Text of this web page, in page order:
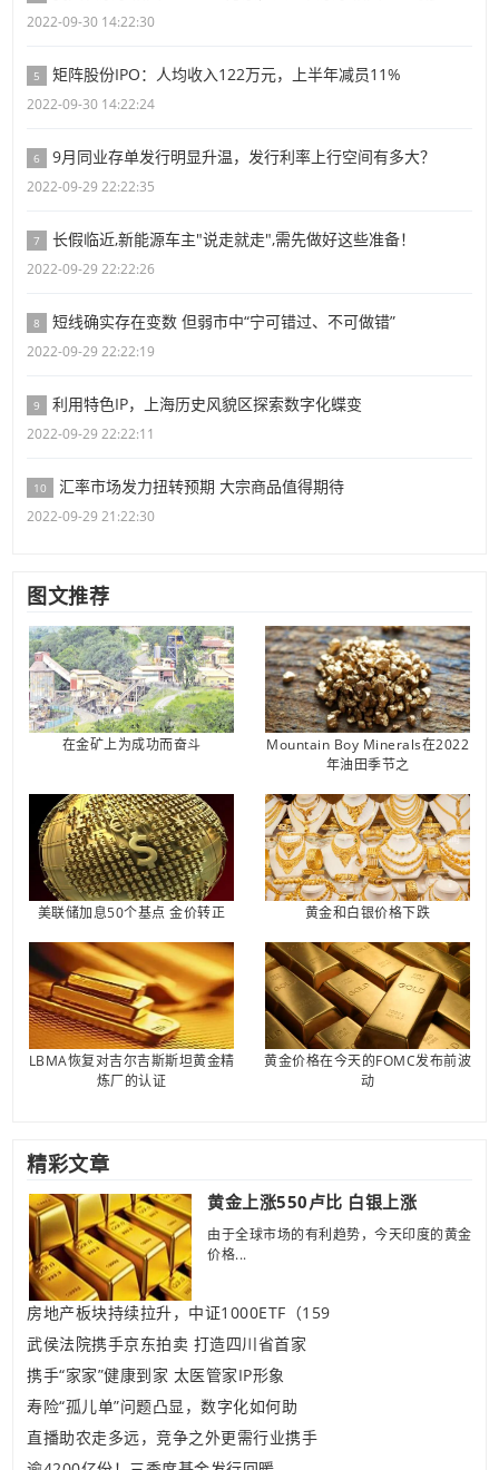
2022-09-30 14:22:30
5 矩阵股份IPO：人均收入122万元，上半年减员11%
2022-09-30 14:22:24
6 9月同业存单发行明显升温，发行利率上行空间有多大？
2022-09-29 22:22:35
7 长假临近,新能源车主"说走就走",需先做好这些准备！
2022-09-29 22:22:26
8 短线确实存在变数 但弱市中“宁可错过、不可做错”
2022-09-29 22:22:19
9 利用特色IP，上海历史风貌区探索数字化蝶变
2022-09-29 22:22:11
10 汇率市场发力扭转预期 大宗商品值得期待
2022-09-29 21:22:30
图文推荐
在金矿上为成功而奋斗
Mountain Boy Minerals在2022
年油田季节之
美联储加息50个基点 金价转正 黄金和白银价格下跌
LBMA恢复对吉尔吉斯斯坦黄金精
炼厂的认证
黄金价格在今天的FOMC发布前波
动
精彩文章
黄金上涨550卢比 白银上涨
由于全球市场的有利趋势，今天印度的黄金
价格...
房地产板块持续拉升，中证1000ETF（159
武侯法院携手京东拍卖 打造四川省首家
携手“家家”健康到家 太医管家IP形象
寿险“孤儿单”问题凸显，数字化如何助
直播助农走多远，竞争之外更需行业携手